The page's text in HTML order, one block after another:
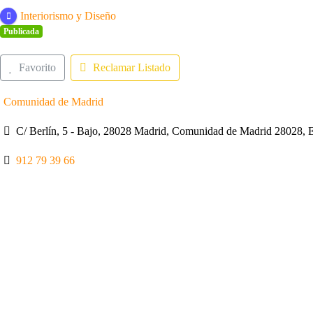
Interiorismo y Diseño
Publicada
Favorito Reclamar Listado
Comunidad de Madrid
C/ Berlín, 5 - Bajo, 28028 Madrid, Comunidad de Madrid 28028,
912 79 39 66